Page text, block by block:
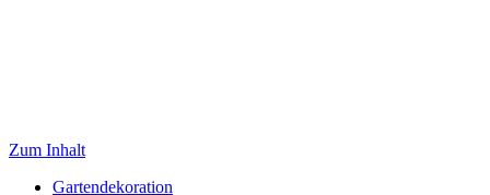
Zum Inhalt
Gartendekoration